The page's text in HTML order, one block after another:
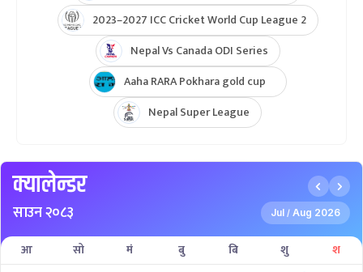
2023–2027 ICC Cricket World Cup League 2
Nepal Vs Canada ODI Series
Aaha RARA Pokhara gold cup
Nepal Super League
क्यालेन्डर
साउन २०८३ Jul / Aug 2026
आ सो मं बु बि शु श